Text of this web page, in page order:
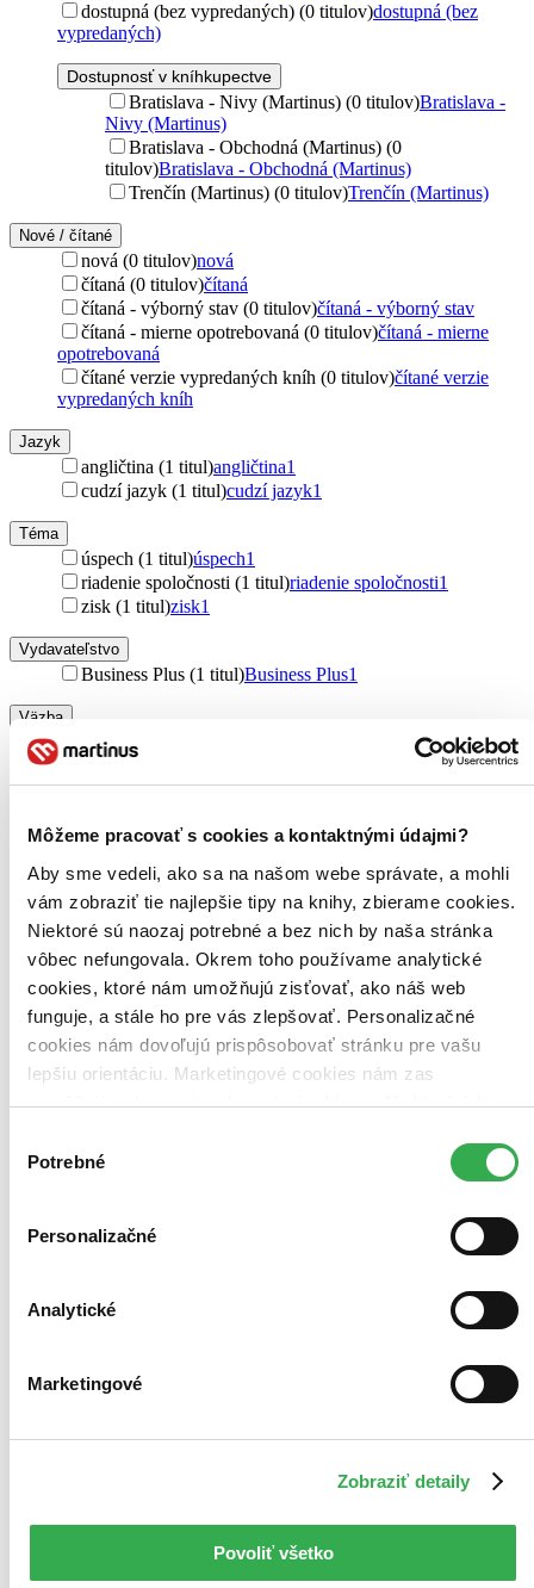
Môžeme pracovať s cookies a kontaktnými údajmi?
Aby sme vedeli, ako sa na našom webe správate, a mohli
vám zobraziť tie najlepšie tipy na knihy, zbierame cookies.
Niektoré sú naozaj potrebné a bez nich by naša stránka
vôbec nefungovala. Okrem toho používame analytické
cookies, ktoré nám umožňujú zisťovať, ako náš web
funguje, a stále ho pre vás zlepšovať. Personalizačné
cookies nám dovoľujú prispôsobovať stránku pre vašu
lepšiu orientáciu. Marketingové cookies nám zas
umožňujú zobrazenie relevantnej reklamy. Niektoré údaje
keby sme mohli používať všetky tieto cookies. Ďakujeme!
súhlasu
Potrebné
Personalizačné
Analytické
Marketingové
Zobraziť detaily
Povoliť všetko
dostupná (bez vypredaných) (0 titulov)dostupná (bez
vypredaných)
Dostupnosť v kníhkupectve
Bratislava - Nivy (Martinus) (0 titulov)Bratislava -
Nivy (Martinus)
Bratislava - Obchodná (Martinus) (0
titulov)Bratislava - Obchodná (Martinus)
Trenčín (Martinus) (0 titulov)Trenčín (Martinus)
Nové / čítané
nová (0 titulov)nová
čítaná (0 titulov)čítaná
čítaná - výborný stav (0 titulov)čítaná - výborný stav
čítaná - mierne opotrebovaná (0 titulov)čítaná - mierne
opotrebovaná
čítané verzie vypredaných kníh (0 titulov)čítané verzie
vypredaných kníh
Jazyk
angličtina (1 titul)angličtina1
cudzí jazyk (1 titul)cudzí jazyk1
Téma
úspech (1 titul)úspech1
riadenie spoločnosti (1 titul)riadenie spoločnosti1
zisk (1 titul)zisk1
Vydavateľstvo
Business Plus (1 titul)Business Plus1
Väzba
brožovaná väzba (1 titul)
Zúžiť výber
Zoradiť
Bestsellery
Top hodnotené
Novinky
Najdrahšie
Najlacnejšie
Najvyššia zľava
Z kolekcie Čo čítajú Martinusáci - Biznis knihy